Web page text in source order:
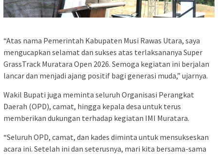
“Atas nama Pemerintah Kabupaten Musi Rawas Utara, saya
mengucapkan selamat dan sukses atas terlaksananya Super
GrassTrack Muratara Open 2026. Semoga kegiatan ini berjalan
lancar dan menjadi ajang positif bagi generasi muda,” ujarnya.
Wakil Bupati juga meminta seluruh Organisasi Perangkat
Daerah (OPD), camat, hingga kepala desa untuk terus
memberikan dukungan terhadap kegiatan IMI Muratara.
“Seluruh OPD, camat, dan kades diminta untuk mensukseskan
acara ini. Setelah ini dan seterusnya, mari kita bersama-sama